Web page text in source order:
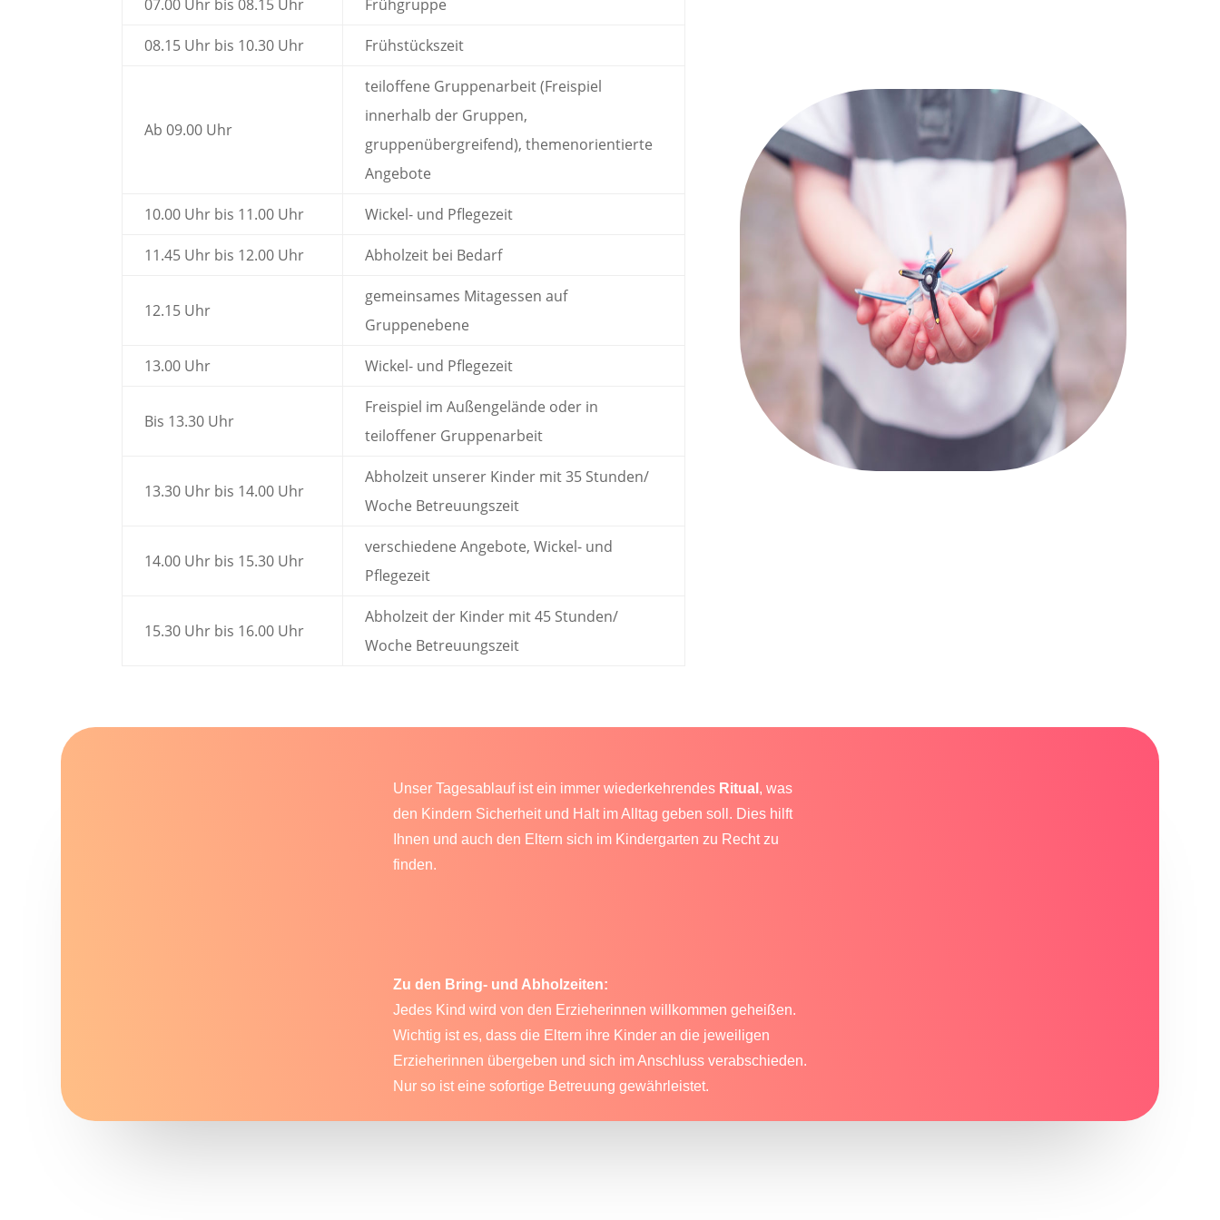
07.00 Uhr bis 08.15 Uhr Frühgruppe
08.15 Uhr bis 10.30 Uhr Frühstückszeit
Ab 09.00 Uhr
teiloffene Gruppenarbeit (Freispiel
innerhalb der Gruppen,
gruppenübergreifend), themenorientierte
Angebote
10.00 Uhr bis 11.00 Uhr Wickel- und Pflegezeit
11.45 Uhr bis 12.00 Uhr Abholzeit bei Bedarf
12.15 Uhr
gemeinsames Mitagessen auf
Gruppenebene
13.00 Uhr Wickel- und Pflegezeit
Bis 13.30 Uhr
Freispiel im Außengelände oder in
teiloffener Gruppenarbeit
13.30 Uhr bis 14.00 Uhr
Abholzeit unserer Kinder mit 35 Stunden/
Woche Betreuungszeit
14.00 Uhr bis 15.30 Uhr
verschiedene Angebote, Wickel- und
Pflegezeit
15.30 Uhr bis 16.00 Uhr
Abholzeit der Kinder mit 45 Stunden/
Woche Betreuungszeit
Unser Tagesablauf ist ein immer wiederkehrendes Ritual , was
den Kindern Sicherheit und Halt im Alltag geben soll. Dies hilft
Ihnen und auch den Eltern sich im Kindergarten zu Recht zu
finden.
Zu den Bring- und Abholzeiten:
Jedes Kind wird von den Erzieherinnen willkommen geheißen.
Wichtig ist es, dass die Eltern ihre Kinder an die jeweiligen
Erzieherinnen übergeben und sich im Anschluss verabschieden.
Nur so ist eine sofortige Betreuung gewährleistet.
© 2023 Alle Rechte bei Gemeinde Selfkant - Kita Sonnenstrahl / Website byhuchel. medienagentur